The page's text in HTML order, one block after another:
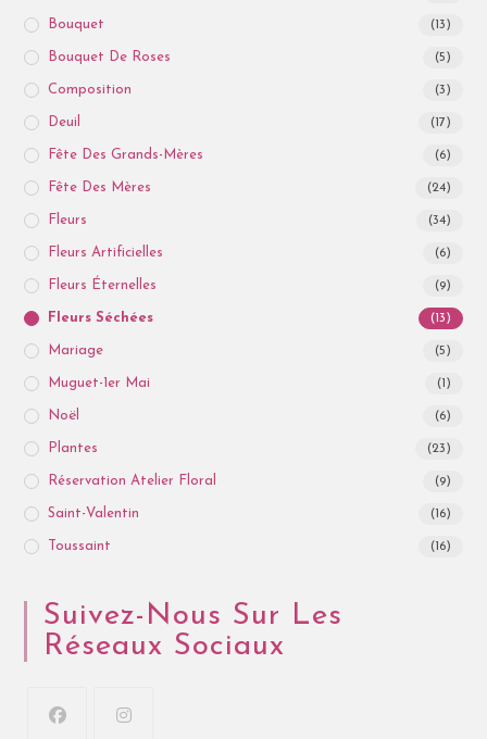
Bouquet (13)
Bouquet De Roses (5)
Composition (3)
Deuil (17)
Fête Des Grands-Mères (6)
Fête Des Mères (24)
Fleurs (34)
Fleurs Artificielles (6)
Fleurs Éternelles (9)
Fleurs Séchées (13)
Mariage (5)
Muguet-1er Mai (1)
Noël (6)
Plantes (23)
Réservation Atelier Floral (9)
Saint-Valentin (16)
Toussaint (16)
Suivez-Nous Sur Les
Réseaux Sociaux